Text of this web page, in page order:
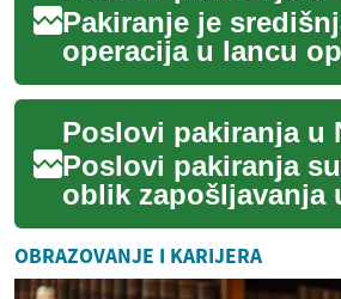
Pakiranje je
operacija u lancu
koja povezuje
isporuku krajnjem
Poslovi pak...
Poslovi pakiranja
oblik zapošljavanja
lanca opskrbe i
posebno u zemljama
razvijenim indus...
OBRAZOVANJE I KARIJERA